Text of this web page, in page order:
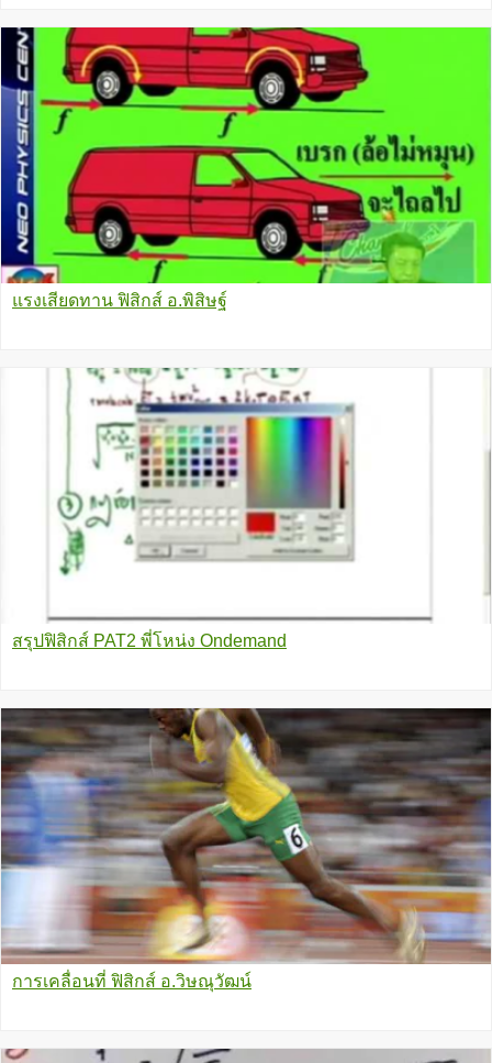
แรงเสียดทาน ฟิสิกส์ อ.พิสิษฐ์
สรุปฟิสิกส์ PAT2 พี่โหน่ง Ondemand
การเคลื่อนที่ ฟิสิกส์ อ.วิษณุวัฒน์